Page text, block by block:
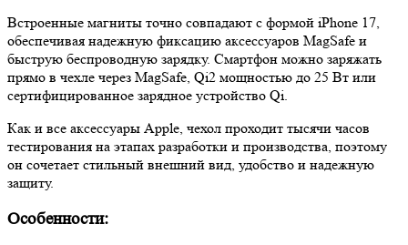
Встроенные магниты точно совпадают с формой iPhone 17,
обеспечивая надежную фиксацию аксессуаров MagSafe и
быструю беспроводную зарядку. Смартфон можно заряжать
прямо в чехле через MagSafe, Qi2 мощностью до 25 Вт или
сертифицированное зарядное устройство Qi.
Как и все аксессуары Apple, чехол проходит тысячи часов
тестирования на этапах разработки и производства, поэтому
он сочетает стильный внешний вид, удобство и надежную
защиту.
Особенности: